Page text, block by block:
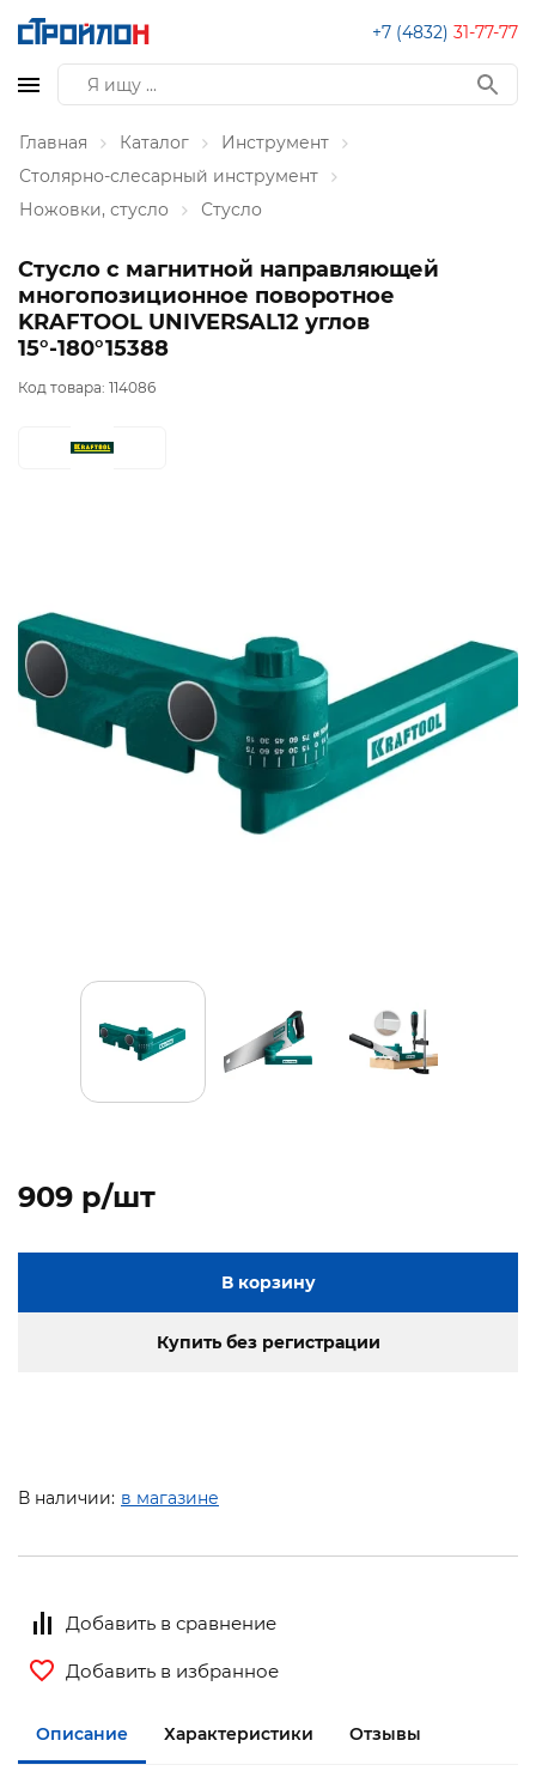
+7 (4832) 31-77-77
Главная Каталог
Инструмент
Столярно-слесарный инструмент
Ножовки, стусло
Стусло
Стусло с магнитной направляющей
многопозиционное поворотное
KRAFTOOL UNIVERSAL12 углов
15°-180°15388
Код товара: 114086
909 p/шт
В корзину
Купить без регистрации
В наличии: в магазине
Добавить в сравнение
Добавить в избранное
Описание Характеристики Отзывы